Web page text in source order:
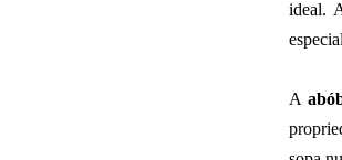
ideal.
A